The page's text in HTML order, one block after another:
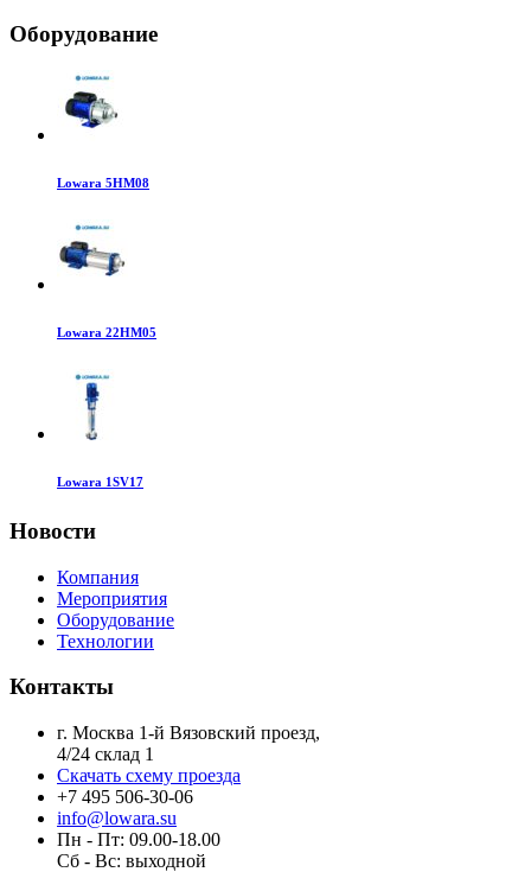
Оборудование
Lowara 5HM08
Lowara 22HM05
Lowara 1SV17
Новости
Компания
Мероприятия
Оборудование
Технологии
Контакты
г. Москва 1-й Вязовский проезд,
4/24 склад 1
Скачать схему проезда
+7 495 506-30-06
info@lowara.su
Пн - Пт: 09.00-18.00
Сб - Вс: выходной